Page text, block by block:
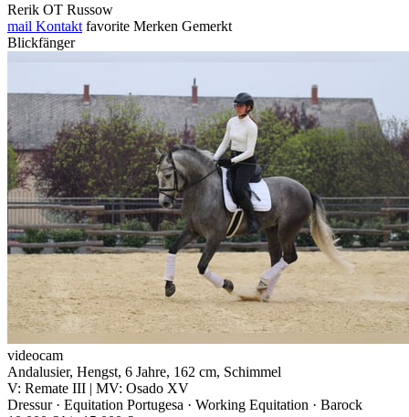
Rerik OT Russow
mail Kontakt favorite Merken Gemerkt
Blickfänger
videocam
Andalusier, Hengst, 6 Jahre, 162 cm, Schimmel
V: Remate III | MV: Osado XV
Dressur · Equitation Portugesa · Working Equitation · Barock